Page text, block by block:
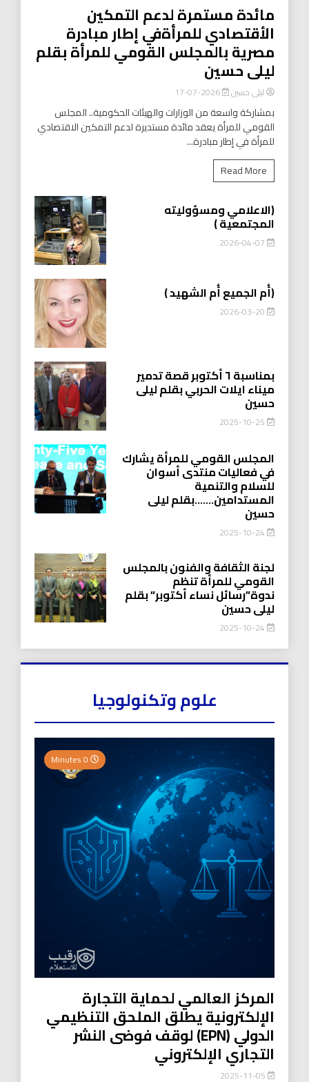
مائدة مستمرة لدعم التمكين
الأقتصادي للمرأةفي إطار مبادرة
مصرية بالمجلس القومي للمرأة بقلم
ليلى حسين
ليلى حسين 2026-07-17
بمشاركة واسعة من الوزارات والهيئات الحكومية.. المجلس
القومي للمرأة يعقد مائدة مستديرة لدعم التمكين الاقتصادي
للمرأة في إطار مبادرة...
Read More
(الاعلامي ومسؤوليته
المجتمعية )
2026-04-07
(أُم الجميع أُم الشهيد )
2026-03-20
بمناسبة ٦ أكتوبر قصة تدمير
ميناء ايلات الحربي بقلم ليلى
حسين
2025-10-25
المجلس القومي للمرأة يشارك
في فعاليات منتدى أسوان
للسلام والتنمية
المستدامين…….بقلم ليلى
حسين
2025-10-24
لجنة الثقافة والفنون بالمجلس
القومي للمرأة تنظم
ندوة”رسائل نساء أكتوبر” بقلم
ليلى حسين
2025-10-24
علوم وتكنولوجيا
المركز العالمي لحماية التجارة
الإلكترونية يطلق الملحق التنظيمي
الدولي (EPN) لوقف فوضى النشر
التجاري الإلكتروني